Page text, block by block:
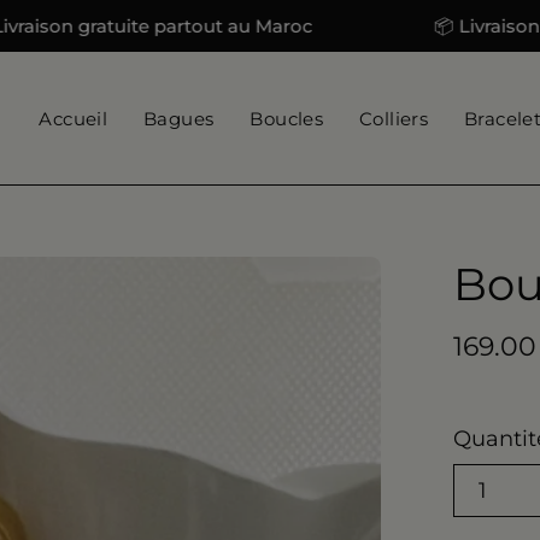
gratuite partout au Maroc 📦 Livraison
Accueil Bagues Boucles Colliers
visionneuse
d'images
1